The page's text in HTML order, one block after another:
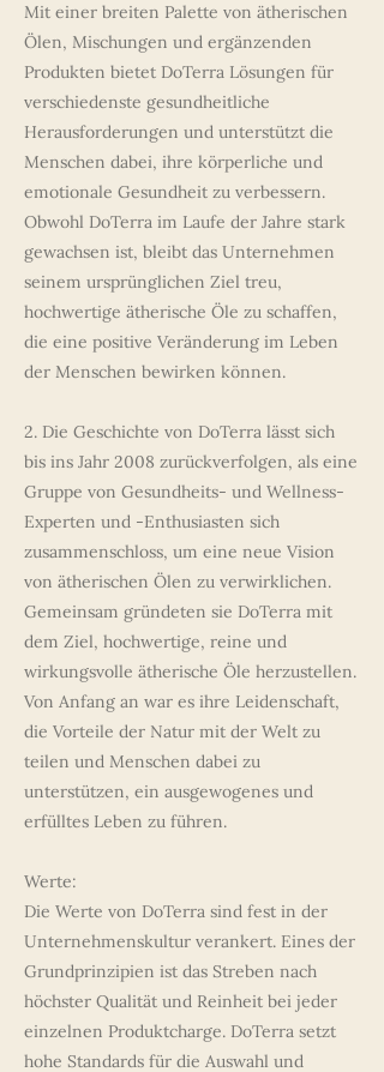
Mit einer breiten Palette von ätherischen
Ölen, Mischungen und ergänzenden
Produkten bietet DoTerra Lösungen für
verschiedenste gesundheitliche
Herausforderungen und unterstützt die
Menschen dabei, ihre körperliche und
emotionale Gesundheit zu verbessern.
Obwohl DoTerra im Laufe der Jahre stark
gewachsen ist, bleibt das Unternehmen
seinem ursprünglichen Ziel treu,
hochwertige ätherische Öle zu schaffen,
die eine positive Veränderung im Leben
der Menschen bewirken können.
2. Die Geschichte von DoTerra lässt sich
bis ins Jahr 2008 zurückverfolgen, als eine
Gruppe von Gesundheits- und Wellness-
Experten und -Enthusiasten sich
zusammenschloss, um eine neue Vision
von ätherischen Ölen zu verwirklichen.
Gemeinsam gründeten sie DoTerra mit
dem Ziel, hochwertige, reine und
wirkungsvolle ätherische Öle herzustellen.
Von Anfang an war es ihre Leidenschaft,
die Vorteile der Natur mit der Welt zu
teilen und Menschen dabei zu
unterstützen, ein ausgewogenes und
erfülltes Leben zu führen.
Werte:
Die Werte von DoTerra sind fest in der
Unternehmenskultur verankert. Eines der
Grundprinzipien ist das Streben nach
höchster Qualität und Reinheit bei jeder
einzelnen Produktcharge. DoTerra setzt
hohe Standards für die Auswahl und